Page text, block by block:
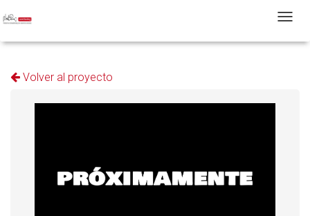
T
Volver al proyecto